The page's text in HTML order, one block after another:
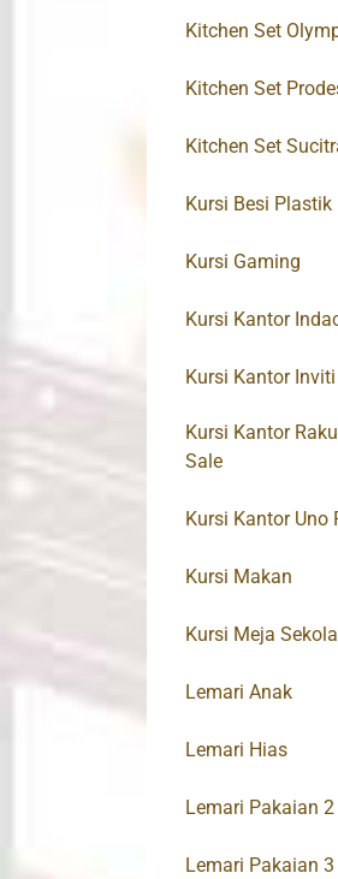
Kitchen Set
Kitchen Set
Kitchen Set
Kursi Besi Plastik
Kursi Gaming
Kursi Kantor
Kursi Kantor Inviti
Kursi Kantor
Sale
Kursi Kantor Uno
Kursi Makan
Kursi Meja
Lemari Anak
Lemari Hias
Lemari Pakaian
Lemari Pakaian